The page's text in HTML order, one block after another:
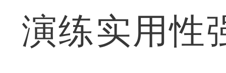
演练实用性